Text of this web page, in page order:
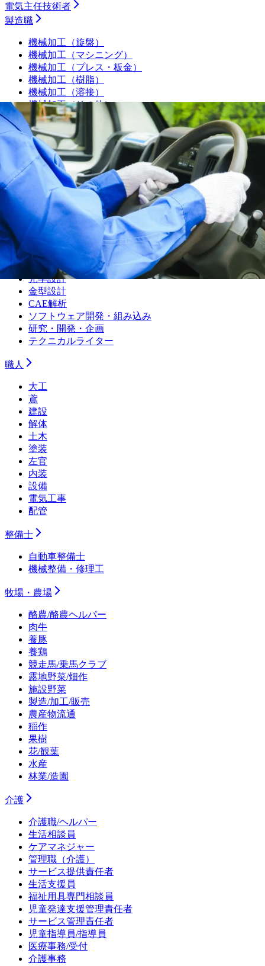
電気主任技術者
製造職
機械加工（旋盤）
機械加工（マシニング）
機械加工（プレス・板金）
機械加工（樹脂）
機械加工（溶接）
機械加工（その他）
組み立て・製造オペレーター
プラントオペレーター
食品・飲料・医薬品製造オペレーター
サービスエンジニア・フィールドエンジニア
シーケンス制御（PLC・シーケンス・ラダー）
品質管理・品質保証
設備保全（機械）
設備保全（電気）
生産技術（機械）
生産技術（電気）
生産管理・購買・工場長
回路設計
機械設計
光学設計
金型設計
CAE解析
ソフトウェア開発・組み込み
研究・開発・企画
テクニカルライター
職人
大工
鳶
建設
解体
土木
塗装
左官
内装
設備
電気工事
配管
整備士
自動車整備士
機械整備・修理工
牧場・農場
酪農/酪農ヘルパー
肉牛
養豚
養鶏
競走馬/乗馬クラブ
露地野菜/畑作
施設野菜
製造/加工/販売
農産物流通
稲作
果樹
花/観葉
水産
林業/造園
介護
介護職/ヘルパー
生活相談員
ケアマネジャー
管理職（介護）
サービス提供責任者
生活支援員
福祉用具専門相談員
児童発達支援管理責任者
サービス管理責任者
児童指導員/指導員
医療事務/受付
介護事務